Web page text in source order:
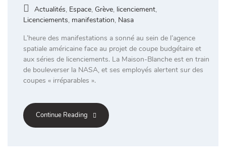
Actualités, Espace, Grève, licenciement,
Licenciements, manifestation, Nasa
L’heure des manifestations a sonné au sein de l’agence
spatiale américaine face au projet de coupe budgétaire et
aux séries de licenciements. La Maison-Blanche est en train
de bouleverser la NASA, et ses employés alertent sur des
coupes « irréparables ».
Continue Reading